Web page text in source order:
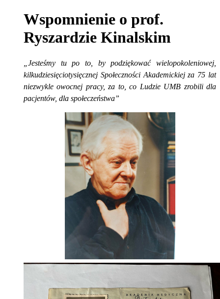
Wspomnienie o prof.
Ryszardzie Kinalskim
„Jesteśmy tu po to, by podziękować wielopokoleniowej,
kilkudziesięciotysięcznej Społeczności Akademickiej za 75 lat
niezwykle owocnej pracy, za to, co Ludzie UMB zrobili dla
pacjentów, dla społeczeństwa”